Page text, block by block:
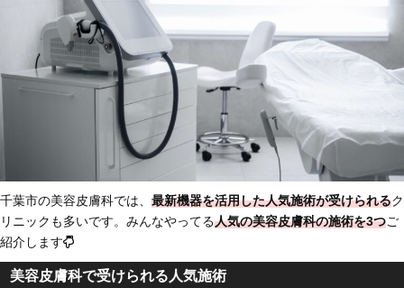
千葉市の美容皮膚科では、 最新機器を活用した人気施術が受けられるク
リニックも多いです。みんなやってる人気の美容皮膚科の施術を3つご
紹介します
美容皮膚科で受けられる人気施術